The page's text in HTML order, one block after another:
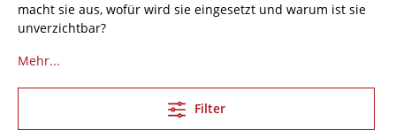
macht sie aus, wofür wird sie eingesetzt und warum ist sie
unverzichtbar?
Mehr...
Filter